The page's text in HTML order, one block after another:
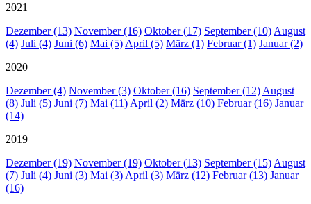
2021
Dezember (13) November (16) Oktober (17) September (10) August
(4) Juli (4) Juni (6) Mai (5) April (5) März (1) Februar (1) Januar (2)
2020
Dezember (4) November (3) Oktober (16) September (12) August
(8) Juli (5) Juni (7) Mai (11) April (2) März (10) Februar (16) Januar
(14)
2019
Dezember (19) November (19) Oktober (13) September (15) August
(7) Juli (4) Juni (3) Mai (3) April (3) März (12) Februar (13) Januar
(16)